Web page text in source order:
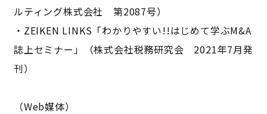
ルティング株式会社 第2087号）
・ZEIKEN LINKS「わかりやすい!!はじめて学ぶM&A
誌上セミナー」（株式会社税務研究会 2021年7月発
刊）
（Web媒体）